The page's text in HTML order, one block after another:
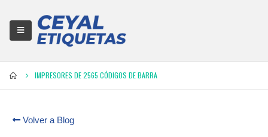
IMPRESORES DE 2565 CÓDIGOS DE BARRA
Volver a Blog